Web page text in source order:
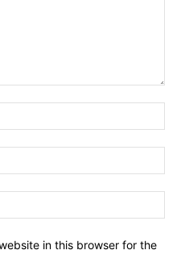
in this browser for the